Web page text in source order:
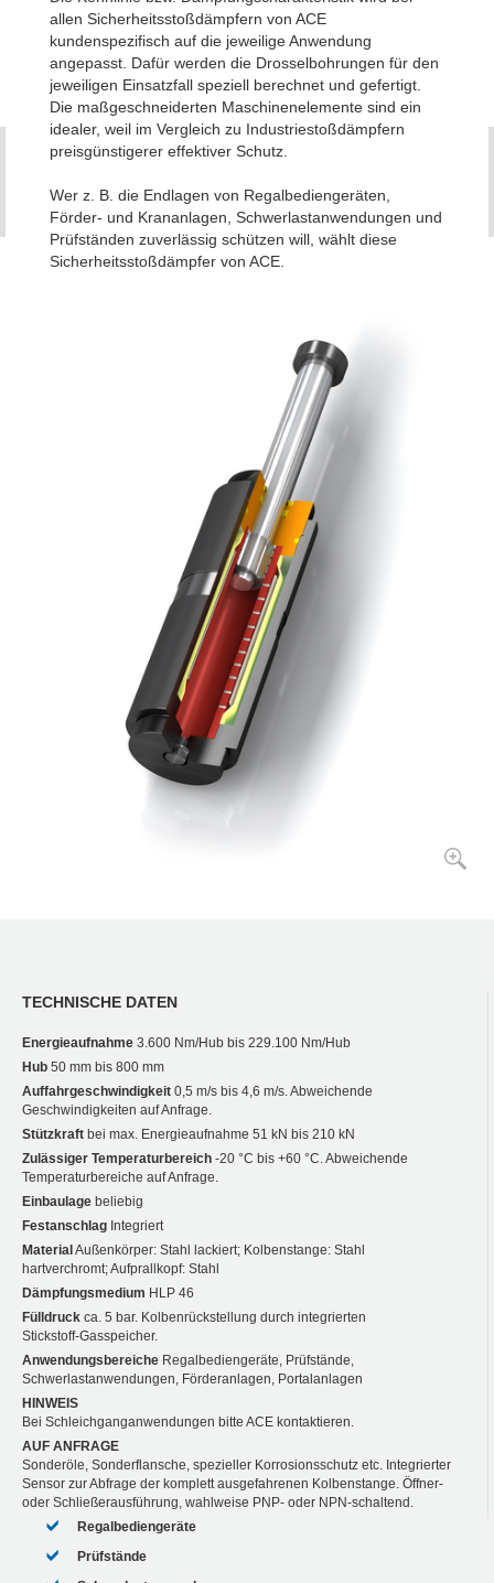
allen Sicherheitsstoßdämpfern von ACE
kundenspezifisch auf die jeweilige Anwendung
angepasst. Dafür werden die Drosselbohrungen für den
jeweiligen Einsatzfall speziell berechnet und gefertigt.
Die maßgeschneiderten Maschinenelemente sind ein
idealer, weil im Vergleich zu Industriestoßdämpfern
preisgünstigerer effektiver Schutz.
Wer z. B. die Endlagen von Regalbediengeräten,
Förder- und Krananlagen, Schwerlastanwendungen und
Prüfständen zuverlässig schützen will, wählt diese
Sicherheitsstoßdämpfer von ACE.
TECHNISCHE DATEN
Energieaufnahme 3.600 Nm/Hub bis 229.100 Nm/Hub
Hub 50 mm bis 800 mm
Auffahrgeschwindigkeit 0,5 m/s bis 4,6 m/s. Abweichende
Geschwindigkeiten auf Anfrage.
Stützkraft bei max. Energieaufnahme 51 kN bis 210 kN
Zulässiger Temperaturbereich -20 °C bis +60 °C. Abweichende
Temperaturbereiche auf Anfrage.
Einbaulage beliebig
Festanschlag Integriert
MaterialAußenkörper: Stahl lackiert; Kolbenstange: Stahl
hartverchromt; Aufprallkopf: Stahl
Dämpfungsmedium HLP 46
Fülldruck ca. 5 bar. Kolbenrückstellung durch integrierten
Stickstoff-Gasspeicher.
Anwendungsbereiche Regalbediengeräte, Prüfstände,
Schwerlastanwendungen, Förderanlagen, Portalanlagen
HINWEIS
Bei Schleichganganwendungen bitte ACE kontaktieren.
AUF ANFRAGE
Sonderöle, Sonderflansche, spezieller Korrosionsschutz etc. Integrierter
Sensor zur Abfrage der komplett ausgefahrenen Kolbenstange. Öffner-
oder Schließerausführung, wahlweise PNP- oder NPN-schaltend.
Regalbediengeräte
Prüfstände